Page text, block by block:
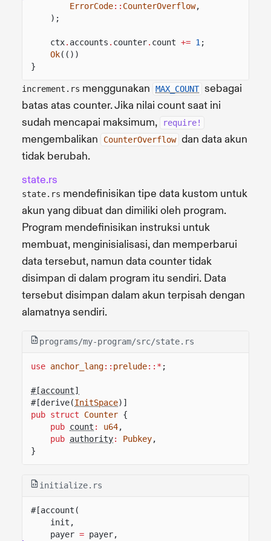
ErrorCode:: CounterOverflow,
);
ctx. accounts . counter. count += 1 ;
Ok(())
}
increment.rs menggunakan MAX_COUNT sebagai
batas atas counter. Jika nilai count saat ini
sudah mencapai maksimum,
require!
mengembalikan CounterOverflow dan data akun
tidak berubah.
state.rs
state.rs mendefinisikan tipe data kustom untuk
akun yang dibuat dan dimiliki oleh program.
Program mendefinisikan instruksi untuk
membuat, menginisialisasi, dan memperbarui
data tersebut, namun data counter tidak
disimpan di dalam program itu sendiri. Data
tersebut disimpan dalam akun terpisah dengan
alamatnya sendiri.
programs/my-program/src/state.rs
use anchor_lang:: prelude::* ;
#[account]
#[derive(InitSpace)]
pub struct
Counter {
pub count : u64,
pub authority: Pubkey,
}
initialize.rs
#[account(
init,
payer = payer,